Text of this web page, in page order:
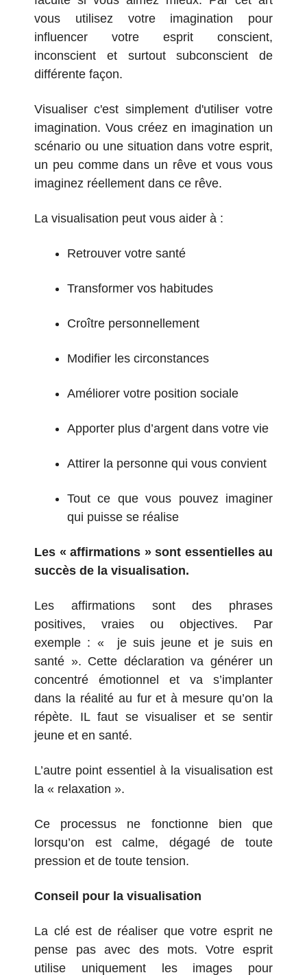
vous utilisez votre imagination pour
influencer votre esprit conscient,
inconscient et surtout subconscient de
différente façon.
Visualiser c'est simplement d'utiliser votre
imagination. Vous créez en imagination un
scénario ou une situation dans votre esprit,
un peu comme dans un rêve et vous vous
imaginez réellement dans ce rêve.
La visualisation peut vous aider à :
Retrouver votre santé
Transformer vos habitudes
Croître personnellement
Modifier les circonstances
Améliorer votre position sociale
Apporter plus d’argent dans votre vie
Attirer la personne qui vous convient
Tout ce que vous pouvez imaginer
qui puisse se réalise
Les « affirmations » sont essentielles au
succès de la visualisation.
Les affirmations sont des phrases
positives, vraies ou objectives. Par
exemple : « je suis jeune et je suis en
santé ». Cette déclaration va générer un
concentré émotionnel et va s’implanter
dans la réalité au fur et à mesure qu’on la
répète. IL faut se visualiser et se sentir
jeune et en santé.
L’autre point essentiel à la visualisation est
la « relaxation ».
Ce processus ne fonctionne bien que
lorsqu’on est calme, dégagé de toute
pression et de toute tension.
Conseil pour la visualisation
La clé est de réaliser que votre esprit ne
pense pas avec des mots. Votre esprit
utilise uniquement les images pour